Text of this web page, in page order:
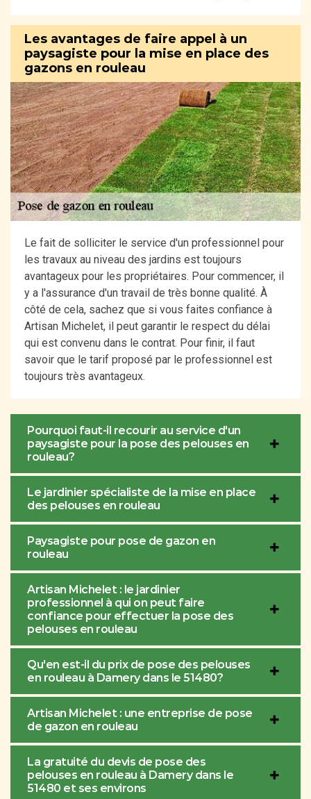
Les avantages de faire appel à un
paysagiste pour la mise en place des
gazons en rouleau
Le fait de solliciter le service d'un professionnel pour
les travaux au niveau des jardins est toujours
avantageux pour les propriétaires. Pour commencer, il
y a l'assurance d'un travail de très bonne qualité. À
côté de cela, sachez que si vous faites confiance à
Artisan Michelet, il peut garantir le respect du délai
qui est convenu dans le contrat. Pour finir, il faut
savoir que le tarif proposé par le professionnel est
toujours très avantageux.
Pourquoi faut-il recourir au service d'un
paysagiste pour la pose des pelouses en
rouleau?
Le jardinier spécialiste de la mise en place
des pelouses en rouleau
Paysagiste pour pose de gazon en
rouleau
Artisan Michelet : le jardinier
professionnel à qui on peut faire
confiance pour effectuer la pose des
pelouses en rouleau
Qu'en est-il du prix de pose des pelouses
en rouleau à Damery dans le 51480?
Artisan Michelet : une entreprise de pose
de gazon en rouleau
La gratuité du devis de pose des
pelouses en rouleau à Damery dans le
51480 et ses environs